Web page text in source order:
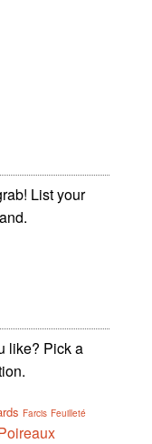
List your
like? Pick a
Farcis Feuilleté